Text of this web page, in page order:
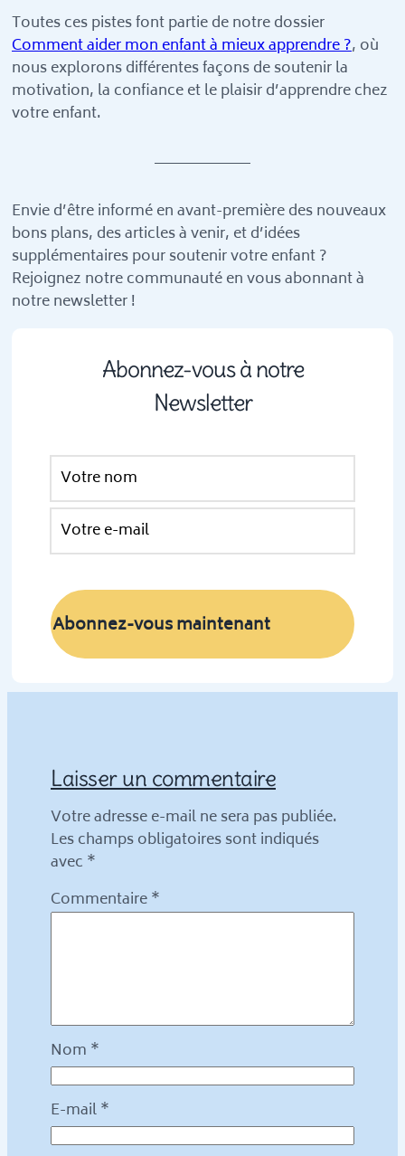
Toutes ces pistes font partie de notre dossier
Comment aider mon enfant à mieux apprendre ?, où
nous explorons différentes façons de soutenir la
motivation, la confiance et le plaisir d’apprendre chez
votre enfant.
Envie d’être informé en avant-première des nouveaux
bons plans, des articles à venir, et d’idées
supplémentaires pour soutenir votre enfant ?
Rejoignez notre communauté en vous abonnant à
notre newsletter !
Abonnez-vous à notre
Newsletter
Laisser un commentaire
Votre adresse e-mail ne sera pas publiée.
Les champs obligatoires sont indiqués
avec *
Commentaire*
Nom *
E-mail*